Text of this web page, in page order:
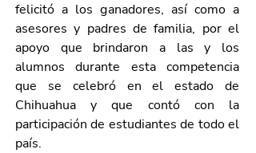
felicitó a los ganadores, así como a
asesores y padres de familia, por el
apoyo que brindaron a las y los
alumnos durante esta competencia
que se celebró en el estado de
Chihuahua y que contó con la
participación de estudiantes de todo el
país.